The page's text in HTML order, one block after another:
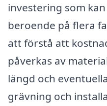
investering som
beroende på flera
att förstå att
påverkas av
längd och
grävning och